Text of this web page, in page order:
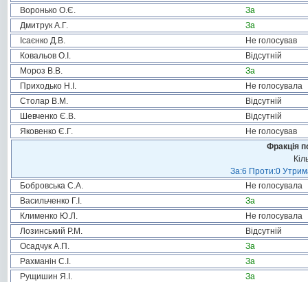
Воронько О.Є.
За
Дмитрук А.Г.
За
Ісаєнко Д.В.
Не голосував
Ковальов О.І.
Відсутній
Мороз В.В.
За
Приходько Н.І.
Не голосувала
Столар В.М.
Відсутній
Шевченко Є.В.
Відсутній
Яковенко Є.Г.
Не голосував
Фракція
За:6 Проти:0
Бобровська С.А.
Не голосувала
Васильченко Г.І.
За
Клименко Ю.Л.
Не голосувала
Лозинський Р.М.
Відсутній
Осадчук А.П.
За
Рахманін С.І.
За
Рущишин Я.І.
За